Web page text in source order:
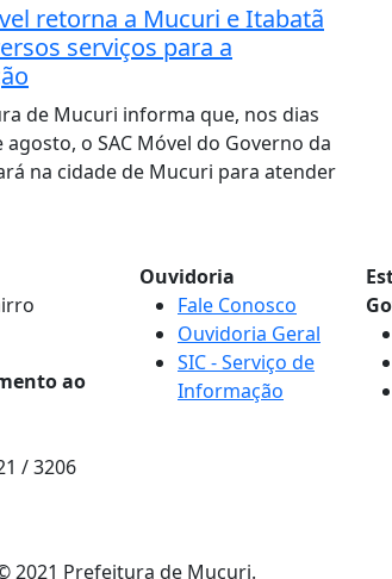
retorna a Mucuri e Itabatã
serviços para a
de Mucuri informa que, nos dias
agosto, o SAC Móvel do Governo da
na cidade de Mucuri para atender
ao
/ 3206
Ouvidoria
Fale Conosco
Ouvidoria Geral
SIC - Serviço de
Informação
2021 Prefeitura de Mucuri.